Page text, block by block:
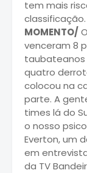
tem mais
classificação.
MOMENTO/
venceram 8
taubateanos
quatro
colocou na
parte. A
times lá do
o nosso
Everton, um
em
da TV